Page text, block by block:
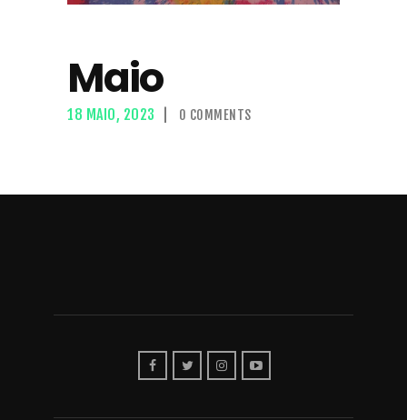
Maio
18 MAIO, 2023 0 COMMENTS